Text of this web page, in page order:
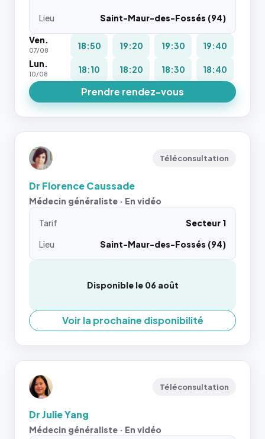
Lieu
Saint-Maur-des-Fossés (94)
Ven.
07/08 18:50 19:20 19:30
19:40
Lun.
10/08 18:10 18:20 18:30 18:40
Prendre rendez-vous
Téléconsultation
Dr Florence Caussade
Médecin généraliste · En vidéo
Tarif
Secteur 1
Lieu
Saint-Maur-des-Fossés (94)
Disponible le 06 août
Voir la prochaine disponibilité
Téléconsultation
Dr Julie Yang
Médecin généraliste · En vidéo